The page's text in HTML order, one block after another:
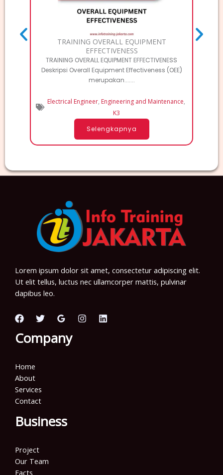
TRAINING OVERALL EQUIPMENT
EFFECTIVENESS
TRAINING OVERALL EQUIPMENT EFFECTIVENESS
Deskripsi Overall Equipment Effectiveness (OEE)
merupakan.......
Electrical Engineer, Engineering and Maintenance,
K3
Selengkapnya
Lorem ipsum dolor sit amet, consectetur adipiscing elit.
Ut elit tellus, luctus nec ullamcorper mattis, pulvinar
dapibus leo.
Company
Home
About
Services
Contact
Business
Project
Our Team
Facts